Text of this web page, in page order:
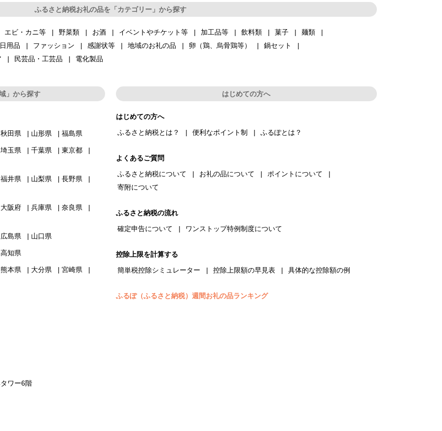
ふるさと納税お礼の品を「カテゴリー」から探す
エビ・カニ等 野菜類 お酒 イベントやチケット等 加工品等 飲料類 菓子
麺類
用品
ファッション 感謝状等 地域のお礼の品 卵（鶏、烏骨鶏等）
鍋セット
民芸品・工芸品 電化製品
」から探す
秋田県 山形県 福島県
埼玉県 千葉県 東京都
福井県 山梨県 長野県
大阪府 兵庫県 奈良県
広島県 山口県
高知県
熊本県 大分県 宮崎県
はじめての方へ
はじめての方へ
ふるさと納税とは？
便利なポイント制 ふるぽとは？
よくあるご質問
ふるさと納税について
お礼の品について
ポイントについて
寄附について
ふるさと納税の流れ
確定申告について
ワンストップ特例制度について
控除上限を計算する
簡単税控除シミュレーター
控除上限額の早見表 具体的な控除額の例
ふるぽ（ふるさと納税）週間お礼の品ランキング
ワー6階